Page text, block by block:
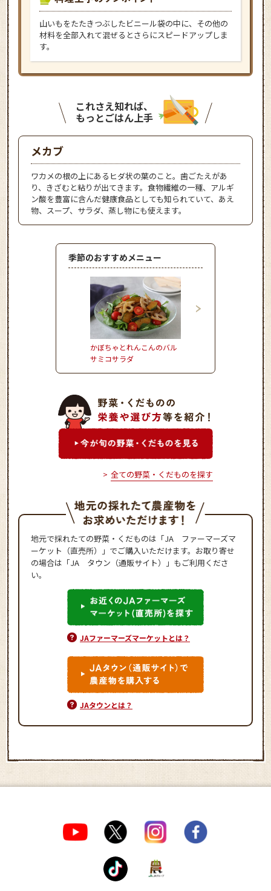
山いもをたたきつぶしたビニール袋の中に、その他の
材料を全部入れて混ぜるとさらにスピードアップしま
す。
これさえ知れば、
もっとごはん上手
メカブ
ワカメの根の上にあるヒダ状の葉のこと。歯ごたえがあ
り、きざむと粘りが出てきます。食物繊維の一種、アルギ
ン酸を豊富に含んだ健康食品としても知られていて、あえ
物、スープ、サラダ、蒸し物にも使えます。
季節のおすすめメニュー
かぼちゃとれんこんのバル
サミコサラダ
全ての野菜・くだものを探す
地元で採れたての野菜・くだものは「JA ファーマーズマ
ーケット（直売所）」でご購入いただけます。お取り寄せ
の場合は「JA タウン（通販サイト）」もご利用くださ
い。
JAファーマーズマーケットとは？
JAタウンとは？